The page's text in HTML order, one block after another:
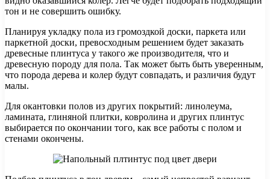
тон и не совершить ошибку.
Планируя укладку пола из громоздкой доски, паркета или
паркетной доски, превосходным решением будет заказать
древесные плинтуса у такого же производителя, что и
древесную породу для пола. Так может быть быть уверенным,
что порода дерева и колер будут совпадать, и различия будут
малы.
Для окантовки полов из других покрытий: линолеума,
ламината, глиняной плитки, ковролина и других плинтус
выбирается по окончании того, как все работы с полом и
стенами окончены.